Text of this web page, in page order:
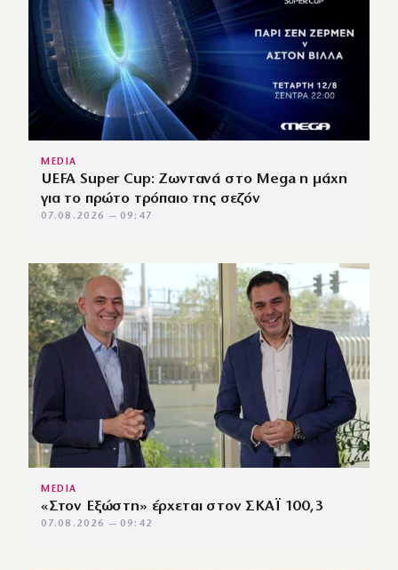
MEDIA
UEFA Super Cup: Ζωντανά στο Mega η μάχη
για το πρώτο τρόπαιο της σεζόν
07.08.2026 — 09:47
MEDIA
«Στον Εξώστη» έρχεται στον ΣΚΑΪ 100,3
07.08.2026 — 09:42